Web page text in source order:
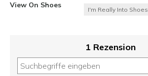
View On Shoes
I'm Really Into Shoes
1 Rezension